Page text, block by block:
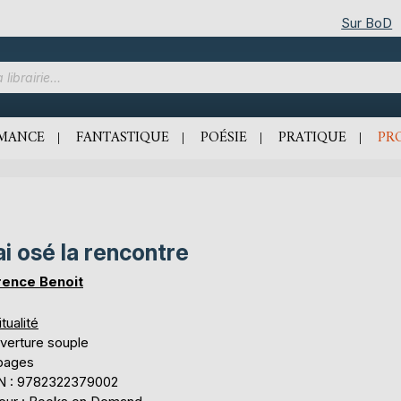
Sur BoD
FANTASTIQUE POÉSIE PRATIQUE
osé la rencontre
Benoit
souple
: 9782322379002